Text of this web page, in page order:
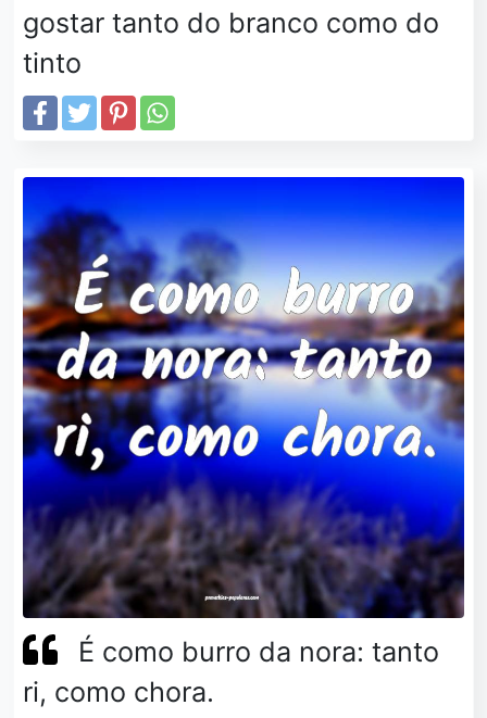
gostar tanto do branco como do
tinto
É como burro da nora: tanto
ri, como chora.